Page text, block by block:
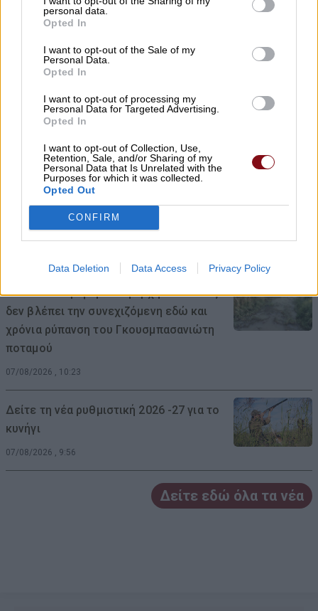
personal data.
Opted In
I want to opt-out of the Sale of my
Personal Data.
Opted In
I want to opt-out of processing my
Personal Data for Targeted Advertising.
Opted In
I want to opt-out of Collection, Use,
Retention, Sale, and/or Sharing of my
Personal Data that Is Unrelated with the
Purposes for which it was collected.
Opted Out
CONFIRM
Data Deletion Data Access Privacy Policy
Τακτική Γενική Συνέλευση και εκλογές
στον Εξωραϊστικό Σύλλογο Καστρί –
Λουτρό
07/08/2026 , 11:28
στον Βρυότοπο
07/08/2026 , 11:17
Ανδρέας Μακρής, Κώστας Παπαγεωργίου
και Χρήστος Αλμπάνης στην ΠΑΕ ΑΕΛ
ΛΑ.ΣΥ.: Η περιφερειακή αρχή κάνει πως
δεν βλέπει την συνεχιζόμενη εδώ και
χρόνια ρύπανση του Γκουσμπασανιώτη
ποταμού
07/08/2026 , 10:23
Δείτε τη νέα ρυθμιστική 2026 -27 για το
κυνήγι
07/08/2026 , 9:56
Δείτε εδώ όλα τα νέα